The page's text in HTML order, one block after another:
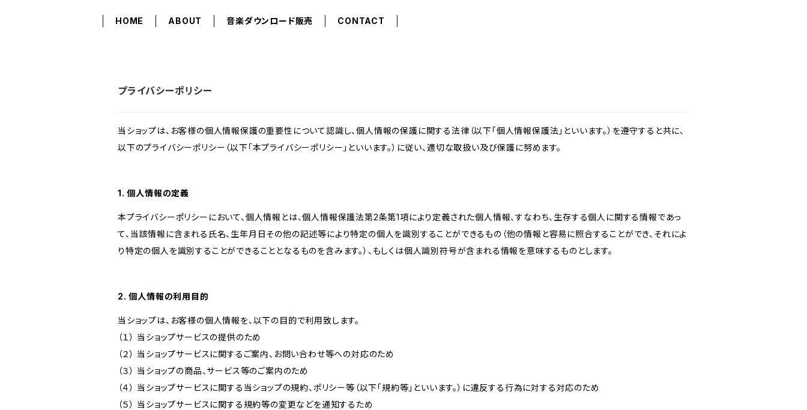
HOME ABOUT 音楽ダウンロード販売 CONTACT
プライバシーポリシー
当ショップは、お客様の個人情報保護の重要性について認識し、個人情報の保護に関する法律（以下「個人情報保護法」といいます。）を遵守すると共に、
以下のプライバシーポリシー（以下「本プライバシーポリシー」といいます。）に従い、適切な取扱い及び保護に努めます。
1. 個人情報の定義
本プライバシーポリシーにおいて、個人情報とは、個人情報保護法第2条第1項により定義された個人情報、すなわち、生存する個人に関する情報であっ
て、当該情報に含まれる氏名、生年月日その他の記述等により特定の個人を識別することができるもの（他の情報と容易に照合することができ、それによ
り特定の個人を識別することができることとなるものを含みます。）、もしくは個人識別符号が含まれる情報を意味するものとします。
2. 個人情報の利用目的
当ショップは、お客様の個人情報を、以下の目的で利用致します。
（１） 当ショップサービスの提供のため
（２） 当ショップサービスに関するご案内、お問い合わせ等への対応のため
（３） 当ショップの商品、サービス等のご案内のため
（４） 当ショップサービスに関する当ショップの規約、ポリシー等（以下「規約等」といいます。）に違反する行為に対する対応のため
（５） 当ショップサービスに関する規約等の変更などを通知するため